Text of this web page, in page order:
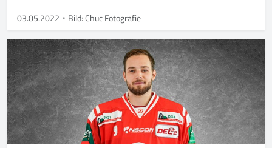
03.05.2022 Bild: Chuc Fotografie